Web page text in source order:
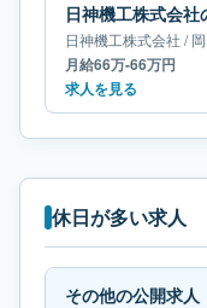
日神機工株式会社 /
月給66万-66万円
求人を見る
休日が多い求人
その他の公開求人